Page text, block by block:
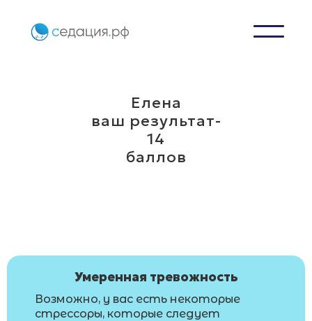
Елена
ваш результат-
14
баллов
Умеренная тревожность
Возможно, у вас есть некоторые
стрессоры, которые следует